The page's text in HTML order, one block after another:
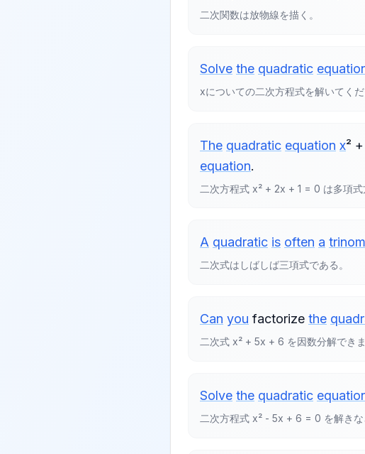
二次関数は放物線を描く。
Solve the quadratic
xについての二次方程式を解いてくだ
The quadratic equation x²
equation.
二次方程式 x² + 2x + 1 = 0 は多項式
A quadratic is often a
二次式はしばしば三項式である。
Can you factorize the
二次式 x² + 5x + 6 を因数分解でき
Solve the quadratic
二次方程式 x² - 5x + 6 = 0 を解きな